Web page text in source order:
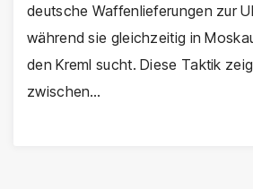
deutsche Waffenlieferungen zur
während sie gleichzeitig in
den Kreml sucht. Diese Taktik
zwischen…